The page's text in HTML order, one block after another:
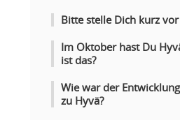
Bitte stelle Dich kurz vor
Im Oktober hast Du
ist das?
Wie war der
zu Hyvä?